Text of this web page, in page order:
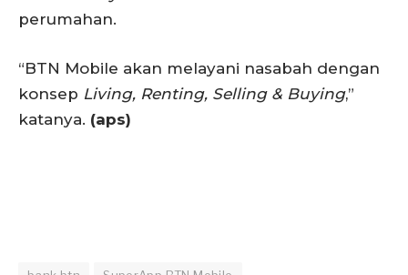
perumahan.
“BTN Mobile akan melayani nasabah dengan
konsep Living, Renting, Selling & Buying,”
katanya. (aps)